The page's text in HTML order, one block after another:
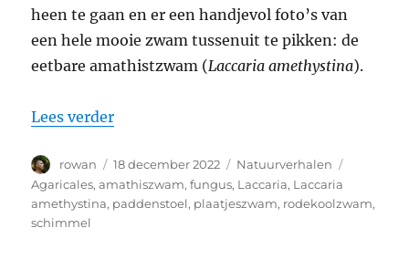
heen te gaan en er een handjevol foto’s van
een hele mooie zwam tussenuit te pikken: de
eetbare amathistzwam (Laccaria amethystina).
Lees verder“Op paddenstoelenjacht in oktober: de
Auteur
rowan
Geplaatst
op
18 december 2022 Categorieën
Natuurverhalen
Agaricales,amathiszwam,fungus, Laccaria, Laccaria
amethystina, paddenstoel, plaatjeszwam, rodekoolzwam,
schimmel